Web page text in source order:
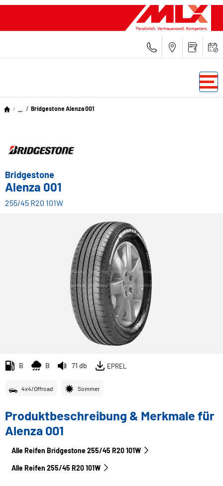
Bridgestone Alenza 001
Bridgestone
Alenza 001
255/45 R20 101W
B B 71 db EPREL
4x4/Offroad Sommer
Produktbeschreibung & Merkmale für
Alenza 001
Alle Reifen Bridgestone 255/45 R20 101W
Alle Reifen‎ 255/45 R20 101W